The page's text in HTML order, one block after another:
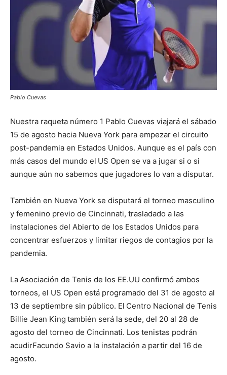
Pablo Cuevas
Nuestra raqueta número 1 Pablo Cuevas viajará el sábado
15 de agosto hacia Nueva York para empezar el circuito
post-pandemia en Estados Unidos. Aunque es el país con
más casos del mundo el US Open se va a jugar si o si
aunque aún no sabemos que jugadores lo van a disputar.
También en Nueva York se disputará el torneo masculino
y femenino previo de Cincinnati, trasladado a las
instalaciones del Abierto de los Estados Unidos para
concentrar esfuerzos y limitar riegos de contagios por la
pandemia.
LaAsociación de Tenis de los EE.UU confirmó ambos
torneos, el US Open está programado del 31 de agosto al
13 de septiembre sin público. El Centro Nacional de Tenis
Billie Jean King también será la sede, del 20 al 28 de
agosto del torneo de Cincinnati. Los tenistas podrán
acudirFacundo Savio a la instalación a partir del 16 de
agosto.